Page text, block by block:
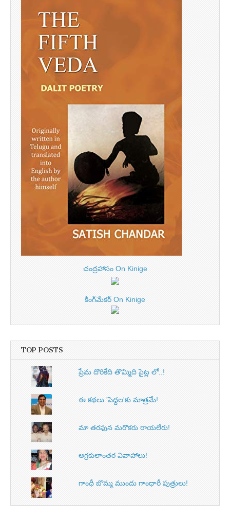
చంద్రహాసం On Kinige
కింగ్‌మేకర్ On Kinige
TOP POSTS
ప్రేమ దొరికేది తొమ్మిది సైట్ల లో..!
ఈ కథలు 'పెద్దల'కు మాత్రమే!
మా తరఫున మరొకరు రాయలేరు!
అగ్రకులాంతర వివాహాలు!
గాంధీ బొమ్మ ముందు గాంధారీ పుత్రులు!